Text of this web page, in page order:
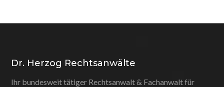
Dr. Herzog Rechtsanwälte
Ihr bundesweit tätiger Rechtsanwalt & Fachanwalt für